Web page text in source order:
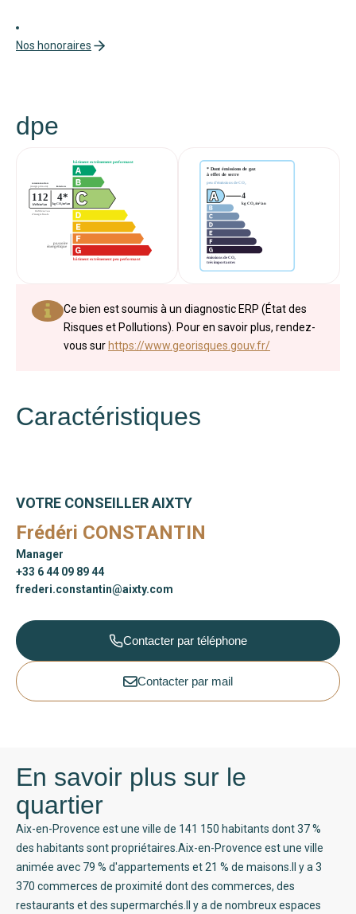
Nos honoraires
dpe
Ce bien est soumis à un diagnostic ERP (État des
Risques et Pollutions). Pour en savoir plus, rendez-
vous sur https://www.georisques.gouv.fr/
Caractéristiques
VOTRE CONSEILLER AIXTY
Frédéri CONSTANTIN
Manager
+33 6 44 09 89 44
frederi.constantin@aixty.com
Contacter par téléphone
Contacter par mail
En savoir plus sur le
quartier
Aix-en-Provence est une ville de 141 150 habitants dont 37 %
des habitants sont propriétaires.Aix-en-Provence est une ville
animée avec 79 % d'appartements et 21 % de maisons.Il y a 3
370 commerces de proximité dont des commerces, des
restaurants et des supermarchés.Il y a de nombreux espaces